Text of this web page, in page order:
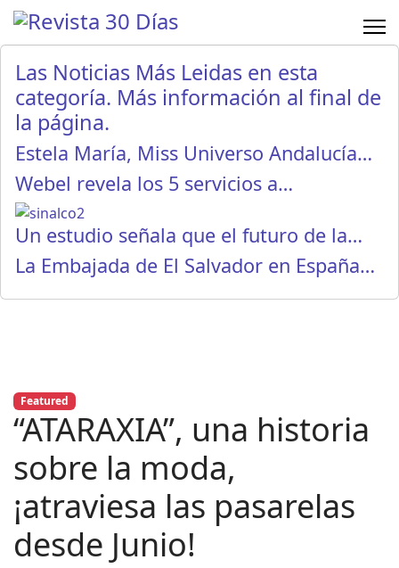
Las Noticias Más Leidas en esta
categoría. Más información al final de
la página.
Estela María, Miss Universo Andalucía…
Webel revela los 5 servicios a…
Un estudio señala que el futuro de la…
La Embajada de El Salvador en España…
Featured
“ATARAXIA”, una historia
sobre la moda,
¡atraviesa las pasarelas
desde Junio!